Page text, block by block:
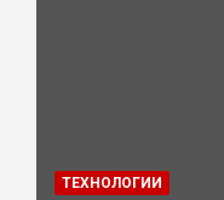
ТЕХНОЛОГИИ